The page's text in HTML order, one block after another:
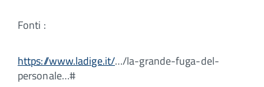
Fonti :
https://www.ladige.it/…/la-grande-fuga-del-
personale…#